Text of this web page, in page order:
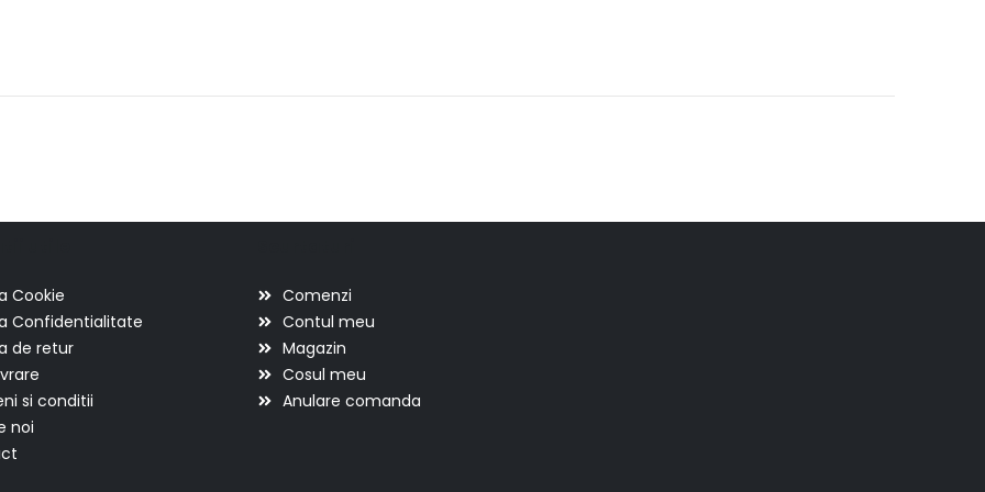
Cookie
Confidentialitate
de retur
si conditii
noi
Comenzi
Contul meu
Magazin
Cosul meu
Anulare comanda